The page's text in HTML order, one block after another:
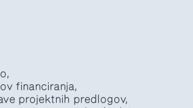
financiranja,
projektnih predlogov,